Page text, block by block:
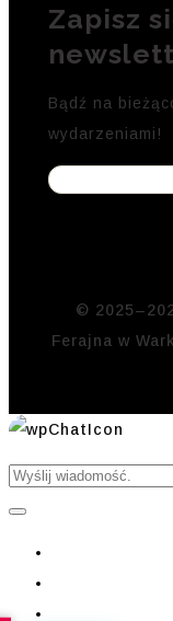
Zapisz
Bądź na
wydarzeniami!
©
Ferajna w